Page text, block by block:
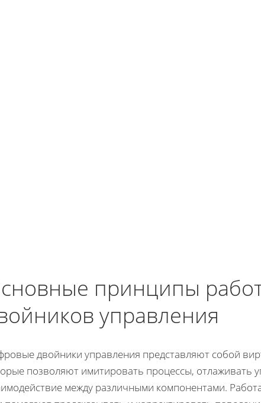
принципы
управления
двойники управления представляют собой
позволяют имитировать процессы, отлаживать
между различными компонентами.